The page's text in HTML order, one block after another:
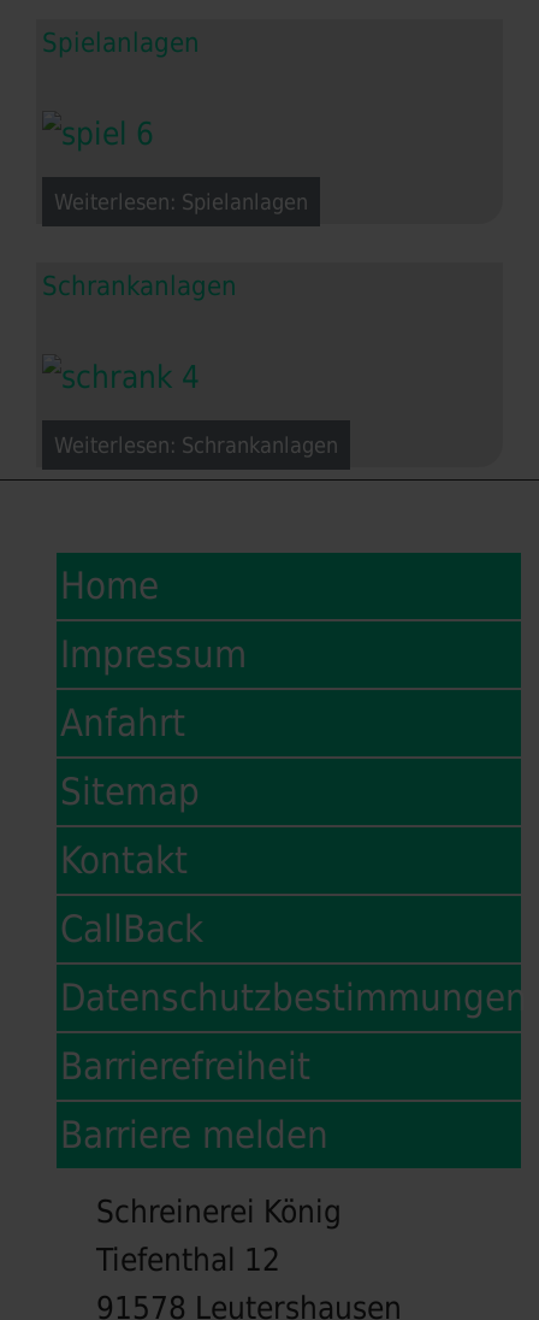
Spielanlagen
Weiterlesen: Spielanlagen
Schrankanlagen
Weiterlesen: Schrankanlagen
Home
Impressum
Anfahrt
Sitemap
Kontakt
CallBack
Datenschutzbestimmungen
Barrierefreiheit
Barriere melden
Schreinerei König
Tiefenthal 12
91578 Leutershausen